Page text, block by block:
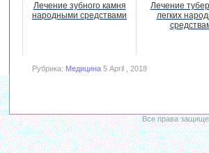
Лечение зубного камня
народными средствами
Лечение
легких
Рубрика: Медицина 5 April , 2018
Все права